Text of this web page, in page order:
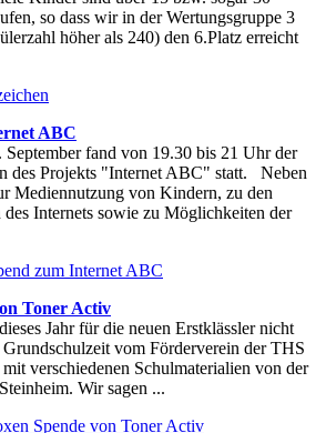
so dass wir in der Wertungsgruppe 3
höher als 240) den 6.Platz erreicht
ABC
fand von 19.30 bis 21 Uhr der
des Projekts "Internet ABC" statt. Neben
Mediennutzung von Kindern, zu den
Internets sowie zu Möglichkeiten der
zum Internet ABC
Toner Activ
Jahr für die neuen Erstklässler nicht
vom Förderverein der THS
verschiedenen Schulmaterialien von der
Wir sagen ...
Spende von Toner Activ